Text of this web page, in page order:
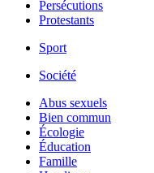
Persécutions
Protestants
Sport
Société
Abus sexuels
Bien commun
Écologie
Éducation
Famille